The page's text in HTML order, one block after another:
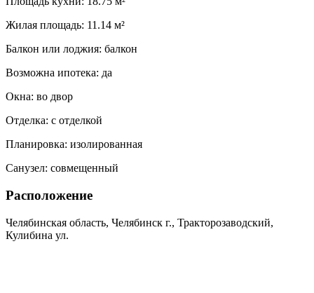
Жилая площадь: 11.14 м²
Балкон или лоджия: балкон
Возможна ипотека: да
Окна: во двор
Отделка: с отделкой
Планировка: изолированная
Санузел: совмещенный
Расположение
Челябинская область, Челябинск г., Тракторозаводский,
Кулибина ул.